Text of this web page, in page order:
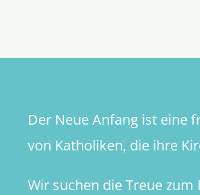
Der Neue Anfang ist eine
von Katholiken, die ihre
Wir suchen die Treue zum